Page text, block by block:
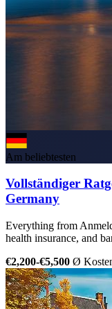
Am beliebtesten
Vollständiger
Germany
Everything from
health insurance, and
€2,200-€5,500 Ø